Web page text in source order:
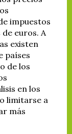
impuestos
euros. A
existen
países
de los
en los
limitarse a
más